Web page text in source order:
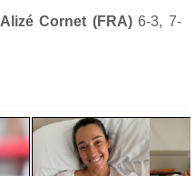
Alizé Cornet (FRA)6-3, 7-